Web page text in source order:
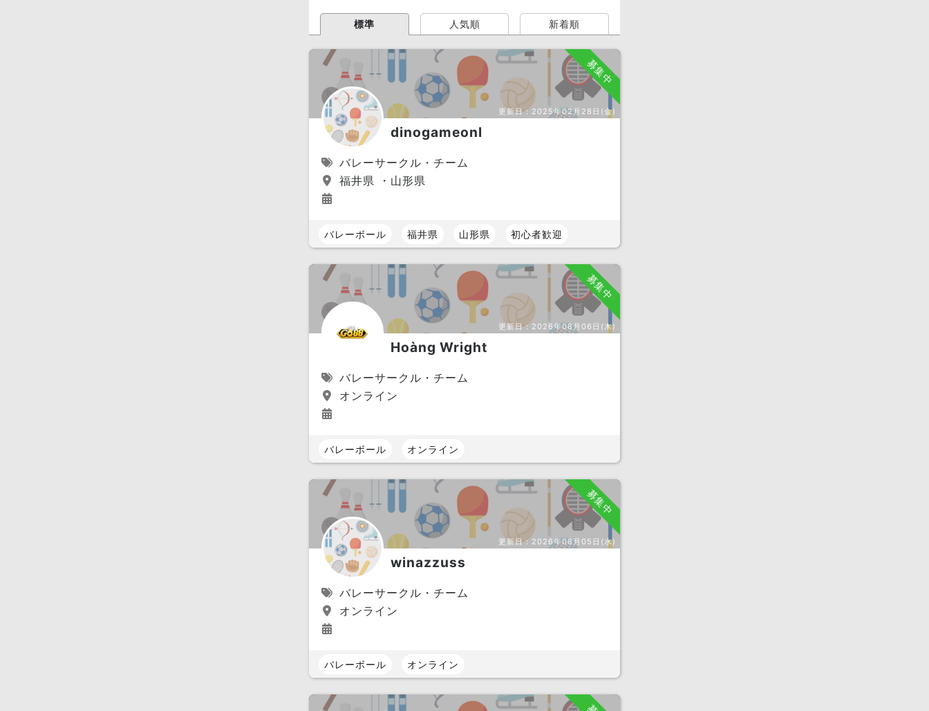
標準 人気順 新着順
募集中
更新日： 2025年02月28日(金)
dinogameonl
バレーサークル・チーム
福井県 ・山形県
バレーボール 福井県 山形県 初心者歓迎
募集中
更新日： 2026年08月06日(木)
Hoàng Wright
バレーサークル・チーム
オンライン
バレーボール オンライン
募集中
更新日： 2026年08月05日(水)
winazzuss
バレーサークル・チーム
オンライン
バレーボール オンライン